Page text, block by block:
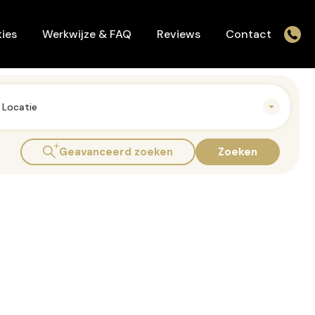
Werkwijze & FAQ Reviews Contact
Werkwijze & FAQ Reviews Contact
Locatie
Geavanceerd zoeken Zoeken